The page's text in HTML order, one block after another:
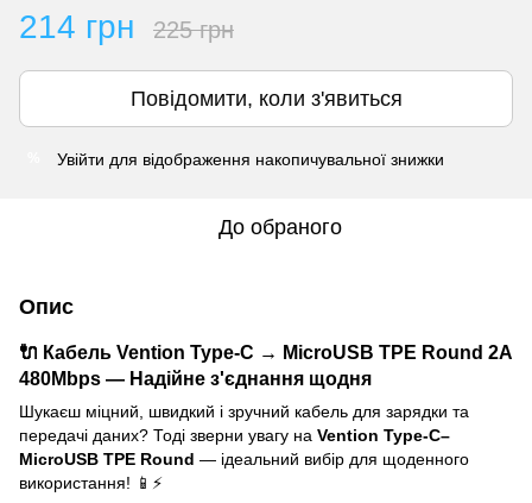
214 грн 225 грн
Повідомити, коли з'явиться
Увійти для відображення накопичувальної знижки
До обраного
Опис
🔌 Кабель Vention Type-C → MicroUSB TPE Round 2A
480Mbps — Надійне з'єднання щодня
Шукаєш міцний, швидкий і зручний кабель для зарядки та
передачі даних? Тоді зверни увагу на Vention Type-C–
MicroUSB TPE Round — ідеальний вибір для щоденного
використання! 📱⚡